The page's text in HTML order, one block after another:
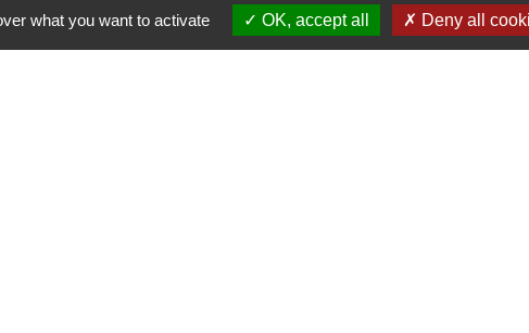
Comité de
what you want to activate OK, accept all Deny all